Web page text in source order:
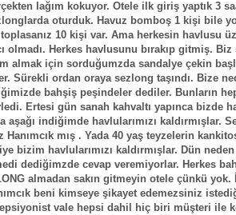
lağım kokuyor. Otele ilk giriş yaptık 3
oturduk. Havuz bomboş 1 kişi bile
10 kişi var. Ama herkesin havlusu
olmadı. Herkes havlusunu bırakıp gitmiş.
almak için sorduğumzda sandalye çekin
Sürekli ordan oraya sezlong taşındı. Bize
bahşiş peşindeler dediler. Bunların
Ertesi gün sanah kahvaltı yapınca bizde
aşağı indiğimde havlularımızı kaldırmışlar.
Hanımcık mış . Yada 40 yaş teyzelerin
bizim havlularımızı kaldırmışlar. Dün
dediğimzde cevap veremiyorlar. Herkes
almadan sakın gitmeyin otele çünkü
beni kimseye şikayet edemezsiniz
vale hepsi dahil hiç biri müşteri ile